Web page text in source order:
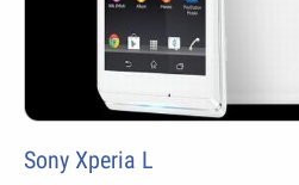
Sony Xperia L